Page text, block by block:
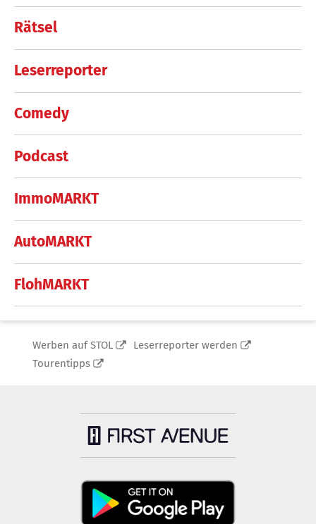
Rätsel
Leserreporter
Comedy
Podcast
ImmoMARKT
AutoMARKT
FlohMARKT
Werben auf STOL
Leserreporter werden
Tourentipps